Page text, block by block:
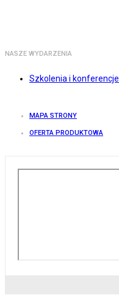
NASZE WYDARZENIA
Szkolenia i konferencje
MAPA STRONY
OFERTA PRODUKTOWA